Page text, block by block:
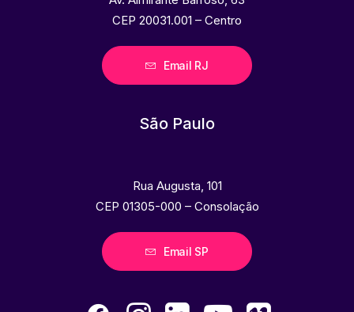
CEP 20031.001 – Centro
Email RJ
São Paulo
Rua Augusta, 101
CEP 01305-000 – Consolação
Email SP